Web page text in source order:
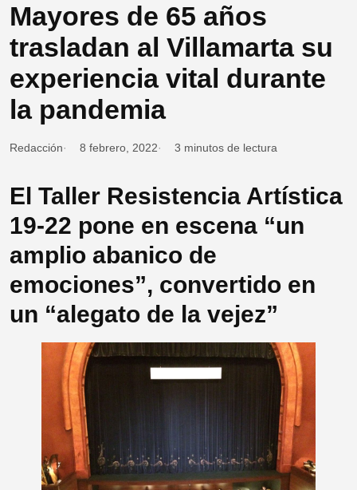
Mayores de 65 años
trasladan al Villamarta su
experiencia vital durante
la pandemia
Redacción 8 febrero, 2022 3 minutos de lectura
El Taller Resistencia Artística
19-22 pone en escena “un
amplio abanico de
emociones”, convertido en
un “alegato de la vejez”